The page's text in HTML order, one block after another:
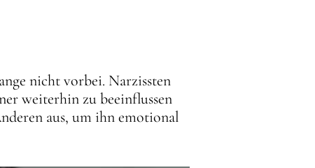
nicht vorbei. Narzissten
weiterhin zu beeinflussen
aus, um ihn emotional